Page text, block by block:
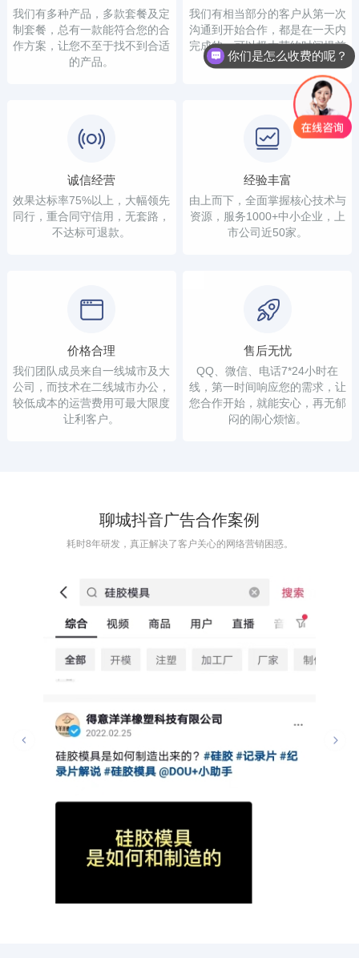
我们有多种产品，多款套餐及定
制套餐，总有一款能符合您的合
作方案，让您不至于找不到合适
的产品。
我们有相当部分的客户从第一次
沟通到开始合作，都是在一天内
完成的，可以极大节约时间提前
看到结果。
诚信经营
效果达标率75%以上，大幅领先
同行，重合同守信用，无套路，
不达标可退款。
经验丰富
由上而下，全面掌握核心技术与
资源，服务1000+中小企业，上
市公司近50家。
价格合理
我们团队成员来自一线城市及大
公司，而技术在二线城市办公，
较低成本的运营费用可最大限度
让利客户。
售后无忧
QQ、微信、电话7*24小时在
线，第一时间响应您的需求，让
您合作开始，就能安心，再无郁
闷的闹心烦恼。
聊城抖音广告合作案例
耗时8年研发，真正解决了客户关心的网络营销困惑。
你们是怎么收费的呢？